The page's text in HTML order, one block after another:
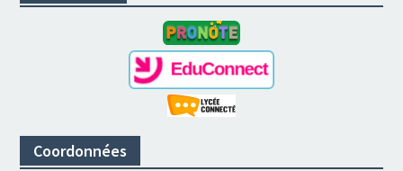
Coordonnées